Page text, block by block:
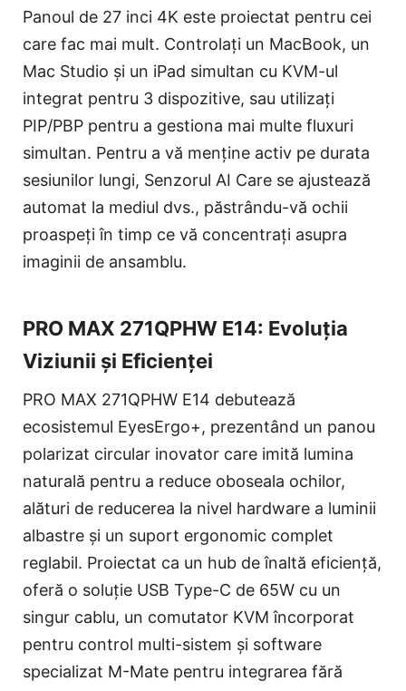
Panoul de 27 inci 4K este proiectat pentru cei
care fac mai mult. Controlați un MacBook, un
Mac Studio și un iPad simultan cu KVM-ul
integrat pentru 3 dispozitive, sau utilizați
PIP/PBP pentru a gestiona mai multe fluxuri
simultan. Pentru a vă menține activ pe durata
sesiunilor lungi, Senzorul AI Care se ajustează
automat la mediul dvs., păstrându-vă ochii
proaspeți în timp ce vă concentrați asupra
imaginii de ansamblu.
PRO MAX 271QPHW E14: Evoluția
Viziunii și Eficienței
PRO MAX 271QPHW E14 debutează
ecosistemul EyesErgo+, prezentând un panou
polarizat circular inovator care imită lumina
naturală pentru a reduce oboseala ochilor,
alături de reducerea la nivel hardware a luminii
albastre și un suport ergonomic complet
reglabil. Proiectat ca un hub de înaltă eficiență,
oferă o soluție USB Type-C de 65W cu un
singur cablu, un comutator KVM încorporat
pentru control multi-sistem și software
specializat M-Mate pentru integrarea fără